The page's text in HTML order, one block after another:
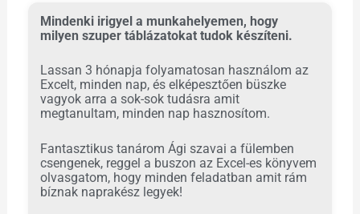
Mindenki irigyel a munkahelyemen, hogy
milyen szuper táblázatokat tudok készíteni.
Lassan 3 hónapja folyamatosan használom az
Excelt, minden nap, és elképesztően büszke
vagyok arra a sok-sok tudásra amit
megtanultam, minden nap hasznosítom.
Fantasztikus tanárom Ági szavai a fülemben
csengenek, reggel a buszon az Excel-es könyvem
olvasgatom, hogy minden feladatban amit rám
bíznak naprakész legyek!